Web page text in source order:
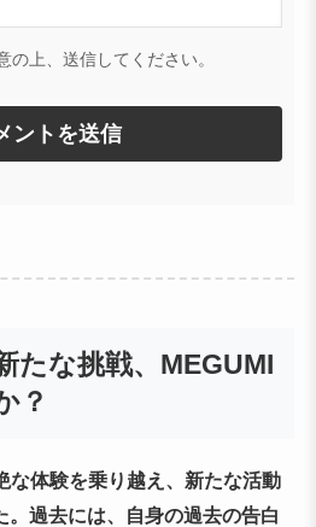
の上、送信してください。
たな挑戦、MEGUMI
？
な体験を乗り越え、新たな活動
。過去には、自身の過去の告白